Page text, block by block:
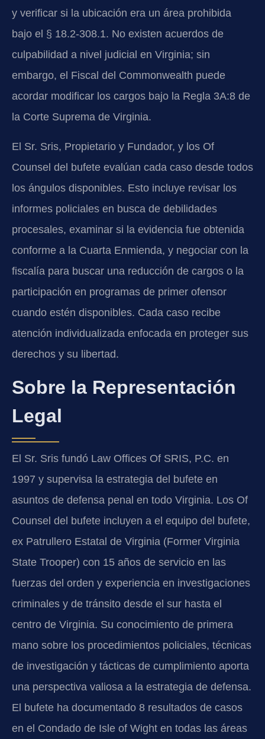
y verificar si la ubicación era un área prohibida
bajo el § 18.2-308.1. No existen acuerdos de
culpabilidad a nivel judicial en Virginia; sin
embargo, el Fiscal del Commonwealth puede
acordar modificar los cargos bajo la Regla 3A:8 de
la Corte Suprema de Virginia.
El Sr. Sris, Propietario y Fundador, y los Of
Counsel del bufete evalúan cada caso desde todos
los ángulos disponibles. Esto incluye revisar los
informes policiales en busca de debilidades
procesales, examinar si la evidencia fue obtenida
conforme a la Cuarta Enmienda, y negociar con la
fiscalía para buscar una reducción de cargos o la
participación en programas de primer ofensor
cuando estén disponibles. Cada caso recibe
atención individualizada enfocada en proteger sus
derechos y su libertad.
Sobre la Representación
Legal
El Sr. Sris fundó Law Offices Of SRIS, P.C. en
1997 y supervisa la estrategia del bufete en
asuntos de defensa penal en todo Virginia. Los Of
Counsel del bufete incluyen a el equipo del bufete,
ex Patrullero Estatal de Virginia (Former Virginia
State Trooper) con 15 años de servicio en las
fuerzas del orden y experiencia en investigaciones
criminales y de tránsito desde el sur hasta el
centro de Virginia. Su conocimiento de primera
mano sobre los procedimientos policiales, técnicas
de investigación y tácticas de cumplimiento aporta
una perspectiva valiosa a la estrategia de defensa.
El bufete ha documentado 8 resultados de casos
en el Condado de Isle of Wight en todas las áreas